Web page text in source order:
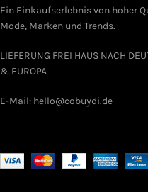
Ein Einkaufserlebnis von hoher
Mode, Marken und Trends.
LIEFERUNG FREI HAUS NACH
& EUROPA
E-Mail: hello@cobuydi.de